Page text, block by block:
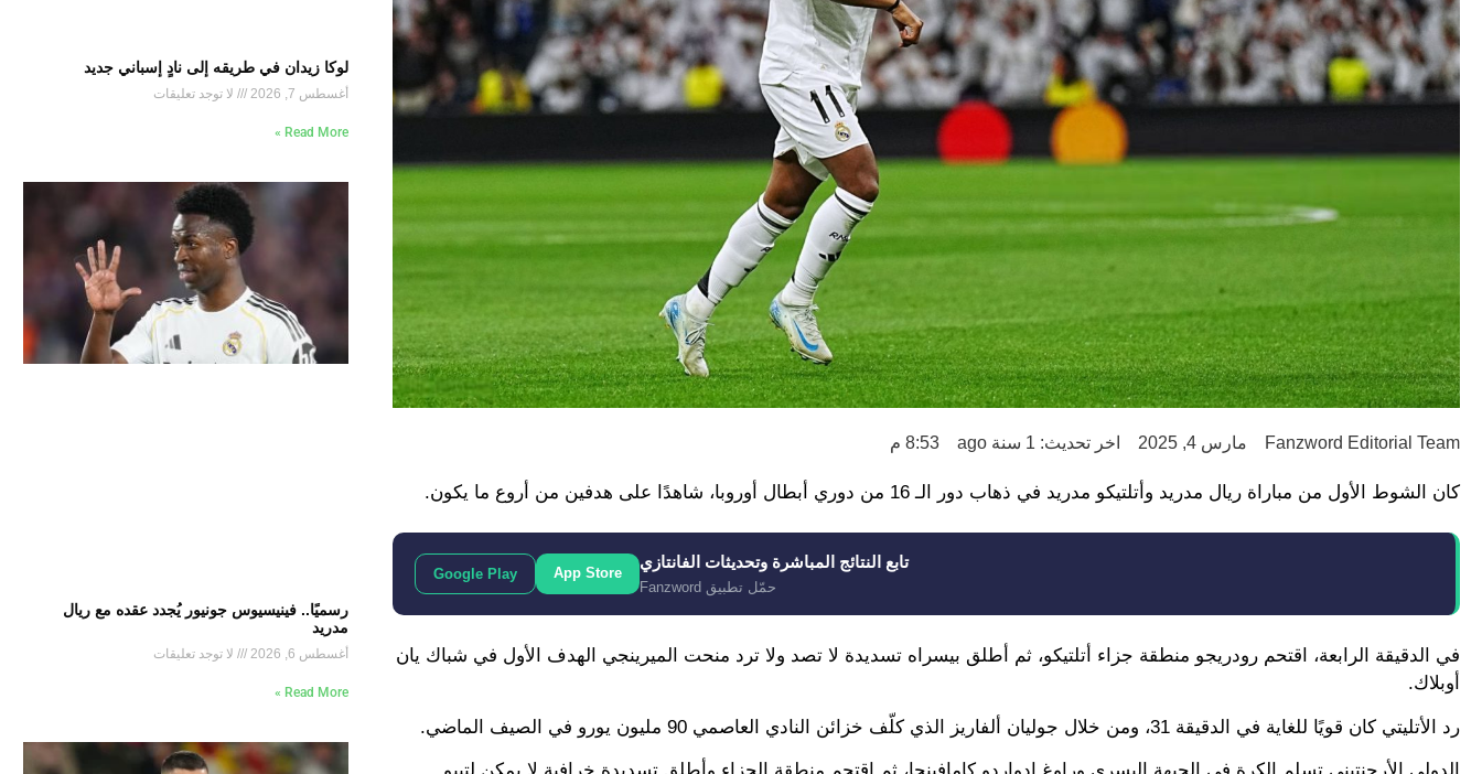
Fanzword Editorial Team مارس 4, 2025 اخر تحديث: 1 سنة ago 8:53 م
كان الشوط الأول من مباراة ريال مدريد وأتلتيكو مدريد في ذهاب دور الـ 16 من دوري أبطال أوروبا، شاهدًا على هدفين من أروع ما يكون.
تابع النتائج المباشرة وتحديثات الفانتازي
حمّل تطبيق Fanzword
App Store
Google Play
في الدقيقة الرابعة، اقتحم رودريجو منطقة جزاء أتلتيكو، ثم أطلق بيسراه تسديدة لا تصد ولا ترد منحت الميرينجي الهدف الأول في شباك يان
أوبلاك.
رد الأتليتي كان قويًا للغاية في الدقيقة 31، ومن خلال جوليان ألفاريز الذي كلّف خزائن النادي العاصمي 90 مليون يورو في الصيف الماضي.
لوكا زيدان في طريقه إلى نادٍ إسباني جديد
أغسطس 7, 2026 لا توجد تعليقات
Read More »
رسميًا.. فينيسيوس جونيور يُجدد عقده مع ريال
مدريد
أغسطس 6, 2026 لا توجد تعليقات
Read More »